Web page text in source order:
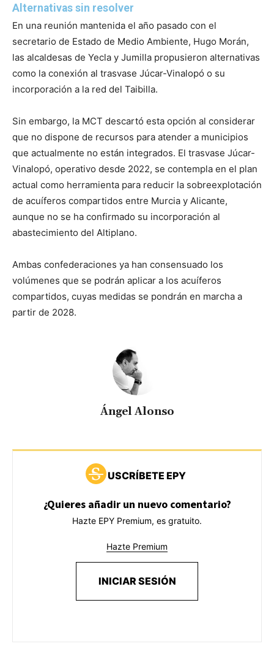
Alternativas sin resolver
En una reunión mantenida el año pasado con el
secretario de Estado de Medio Ambiente, Hugo Morán,
las alcaldesas de Yecla y Jumilla propusieron alternativas
como la conexión al trasvase Júcar-Vinalopó o su
incorporación a la red del Taibilla.
Sin embargo, la MCT descartó esta opción al considerar
que no dispone de recursos para atender a municipios
que actualmente no están integrados. El trasvase Júcar-
Vinalopó, operativo desde 2022, se contempla en el plan
actual como herramienta para reducir la sobreexplotación
de acuíferos compartidos entre Murcia y Alicante,
aunque no se ha confirmado su incorporación al
abastecimiento del Altiplano.
Ambas confederaciones ya han consensuado los
volúmenes que se podrán aplicar a los acuíferos
compartidos, cuyas medidas se pondrán en marcha a
partir de 2028.
Ángel Alonso
USCRÍBETE EPY
¿Quieres añadir un nuevo comentario?
Hazte EPY Premium, es gratuito.
Hazte Premium
INICIAR SESIÓN